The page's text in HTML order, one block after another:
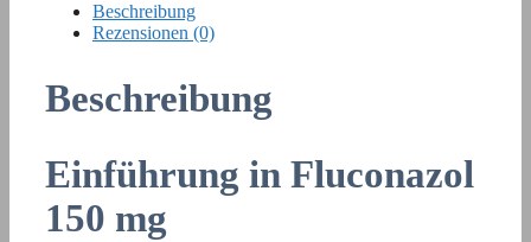
Beschreibung
Rezensionen (0)
Beschreibung
Einführung in Fluconazol
150 mg